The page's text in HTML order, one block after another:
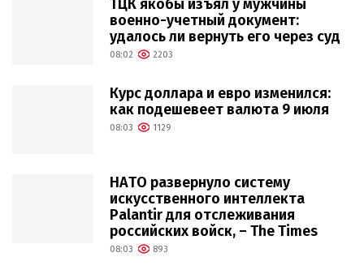
ТЦК якобы изъял у мужчины
военно-учетный документ:
удалось ли вернуть его через суд
08:02 2203
Курс доллара и евро изменился:
как подешевеет валюта 9 июля
08:03 1129
НАТО развернуло систему
искусственного интеллекта
Palantir для отслеживания
российских войск, – The Times
08:03 893